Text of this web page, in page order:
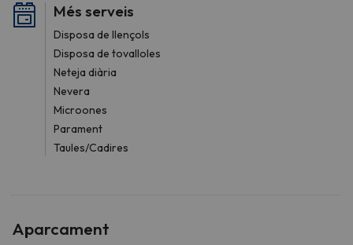
Més serveis
Disposa de llençols
Disposa de tovalloles
Neteja diària
Nevera
Microones
Parament
Taules/Cadires
Aparcament